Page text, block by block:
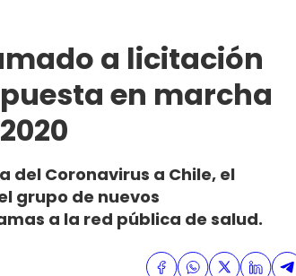
a licitación
en marcha
del Coronavirus a Chile, el
grupo de nuevos
a la red pública de salud.